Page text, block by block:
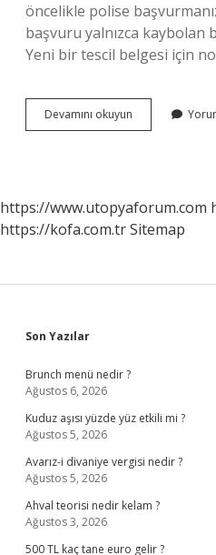
öncelikle polise
başvuru yalnızca kaybolan
Yeni bir tescil belgesi için
Devamını okuyun
Ruhsatı
https://www.utopyaforum.com
https://kofa.com.trSitemap
Sidebar
Son Yazılar
Brunch menü nedir ?
Ağustos 6, 2026
Kuduz aşısı yüzde yüz etkili mi ?
Ağustos 5, 2026
Avarız-i divaniye vergisi nedir ?
Ağustos 5, 2026
Ahval teorisi nedir kelam ?
Ağustos 3, 2026
500 TL kaç tane euro gelir ?